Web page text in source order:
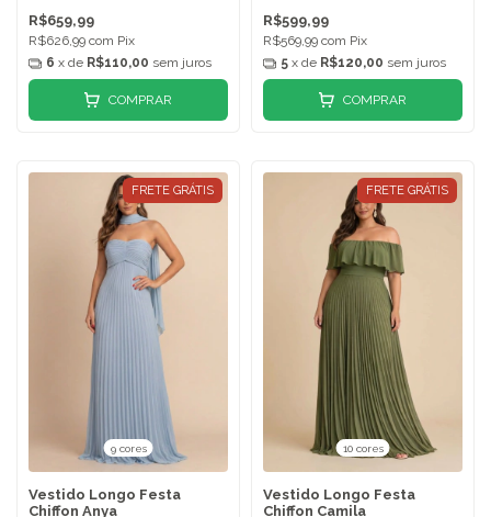
R$659,99
R$626,99 com Pix
6 x de R$110,00 sem juros
COMPRAR
R$599,99
R$569,99 com Pix
5 x de R$120,00 sem juros
COMPRAR
FRETE GRÁTIS
9 cores
Vestido Longo Festa
Chiffon Anya
FRETE GRÁTIS
10 cores
Vestido Longo Festa
Chiffon Camila